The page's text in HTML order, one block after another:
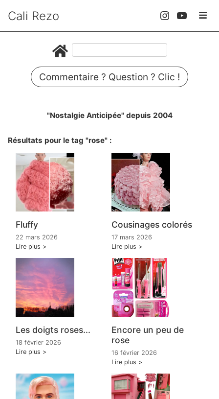
Cali Rezo
Commentaire ? Question ? Clic !
"Nostalgie Anticipée" depuis 2004
Résultats pour le tag "rose" :
Fluffy
22 mars 2026
Lire plus
Cousinages colorés
17 mars 2026
Lire plus
Les doigts roses...
18 février 2026
Lire plus
Encore un peu de
rose
16 février 2026
Lire plus